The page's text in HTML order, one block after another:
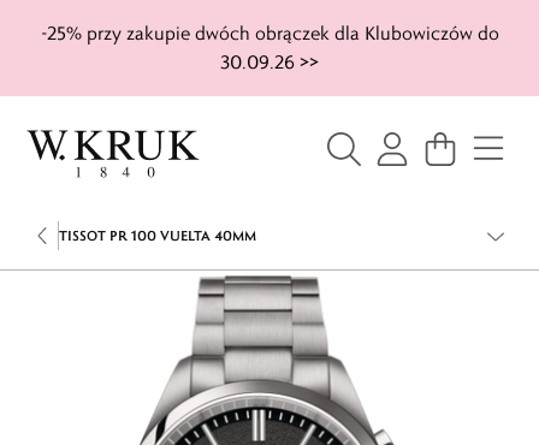
-25% przy zakupie dwóch obrączek dla Klubowiczów do
30.09.26 >>
TISSOT PR 100 VUELTA 40MM